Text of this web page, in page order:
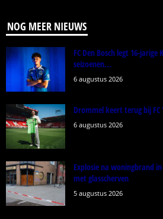
NOG MEER NIEUWS
FC Den Bosch legt 16-
seizoenen...
6 augustus 2026
Drommel keert terug bij FC
6 augustus 2026
Explosie na woningbrand
met glasscherven
5 augustus 2026